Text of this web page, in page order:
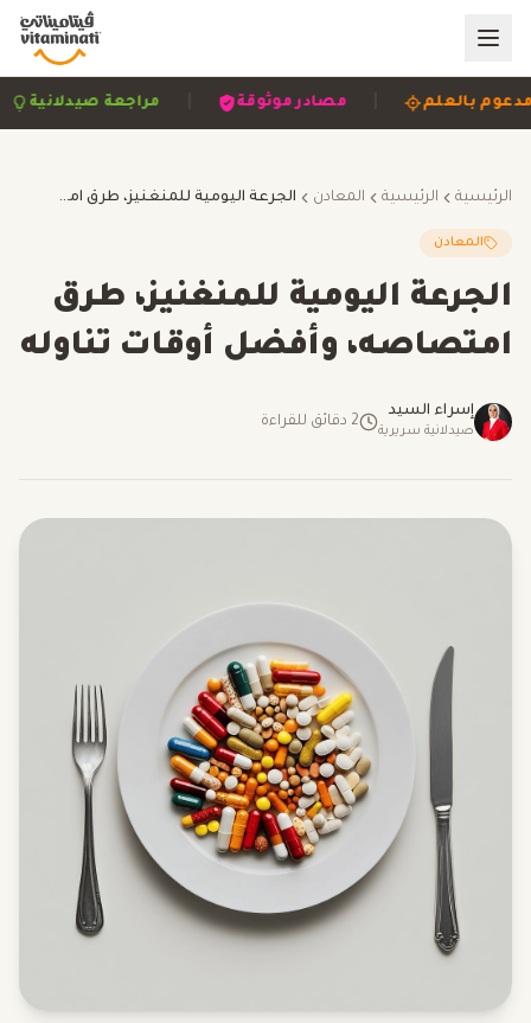
مراجعة | مصادر موثوقة | مدعوم بالعلم |
الرئيسية الرئيسية المعادن الجرعة اليومية للمنغنيز، طرق امتصاصه، وأفضل أوقات تناوله
المعادن
الجرعة اليومية للمنغنيز، طرق
امتصاصه، وأفضل أوقات تناوله
إسراء السيد
صيدلانية سريرية
2 دقائق للقراءة